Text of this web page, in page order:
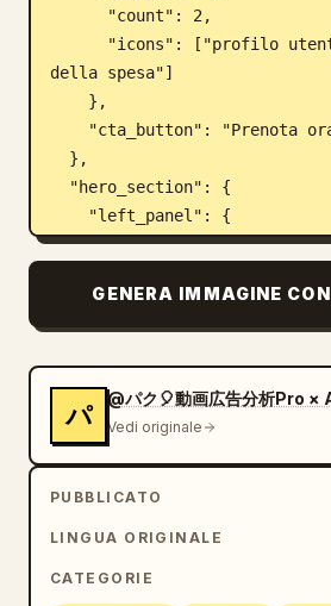
della spesa"]
      "headline": "
mondo.
permette di vivere in
la temperatura, le emozioni
di un libro ancora da aprire.
",
      "buttons": {
libro", "contorno con icona
GENERA IMMAGINE
パ
@パク🎈動画広告分析Pro ×
Vedi originale
PUBBLICATO
LINGUA ORIGINALE
CATEGORIE